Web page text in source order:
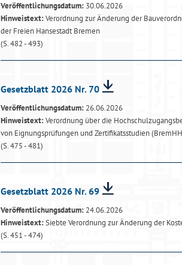
Veröffentlichungsdatum: 30.06.2026
Hinweistext:Verordnung zur Änderung der
der Freien Hansestadt Bremen
(S. 482 - 493)
Gesetzblatt 2026 Nr. 70
Veröffentlichungsdatum: 26.06.2026
Hinweistext:Verordnung über die
von Eignungsprüfungen und Zertifikatsstudien
(S. 475 - 481)
Gesetzblatt 2026 Nr. 69
Veröffentlichungsdatum: 24.06.2026
Hinweistext:Siebte Verordnung zur Änderung der
(S. 451 - 474)